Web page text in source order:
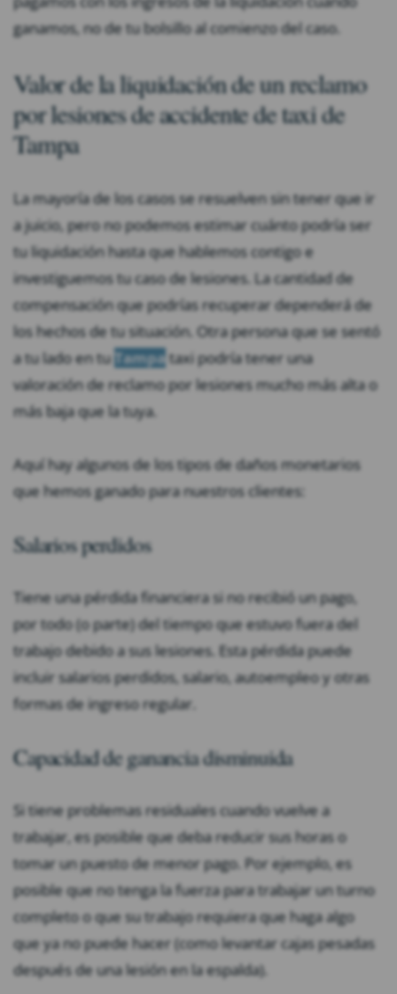
ganamos, no de tu bolsillo al comienzo del caso.
Valor de la liquidación de un reclamo
por lesiones de accidente de taxi de
Tampa
La mayoría de los casos se resuelven sin tener que ir
a juicio, pero no podemos estimar cuánto podría ser
tu liquidación hasta que hablemos contigo e
investiguemos tu caso de lesiones. La cantidad de
compensación que podrías recuperar dependerá de
los hechos de tu situación. Otra persona que se sentó
a tu lado en tu Tampataxi podría tener una
valoración de reclamo por lesiones mucho más alta o
más baja que la tuya.
Aquí hay algunos de los tipos de daños monetarios
que hemos ganado para nuestros clientes:
Salarios perdidos
Tiene una pérdida financiera si no recibió un pago,
por todo (o parte) del tiempo que estuvo fuera del
trabajo debido a sus lesiones. Esta pérdida puede
incluir salarios perdidos, salario, autoempleo y otras
formas de ingreso regular.
Capacidad de ganancia disminuida
Si tiene problemas residuales cuando vuelve a
trabajar, es posible que deba reducir sus horas o
tomar un puesto de menor pago. Por ejemplo, es
posible que no tenga la fuerza para trabajar un turno
completo o que su trabajo requiera que haga algo
que ya no puede hacer (como levantar cajas pesadas
después de una lesión en la espalda).